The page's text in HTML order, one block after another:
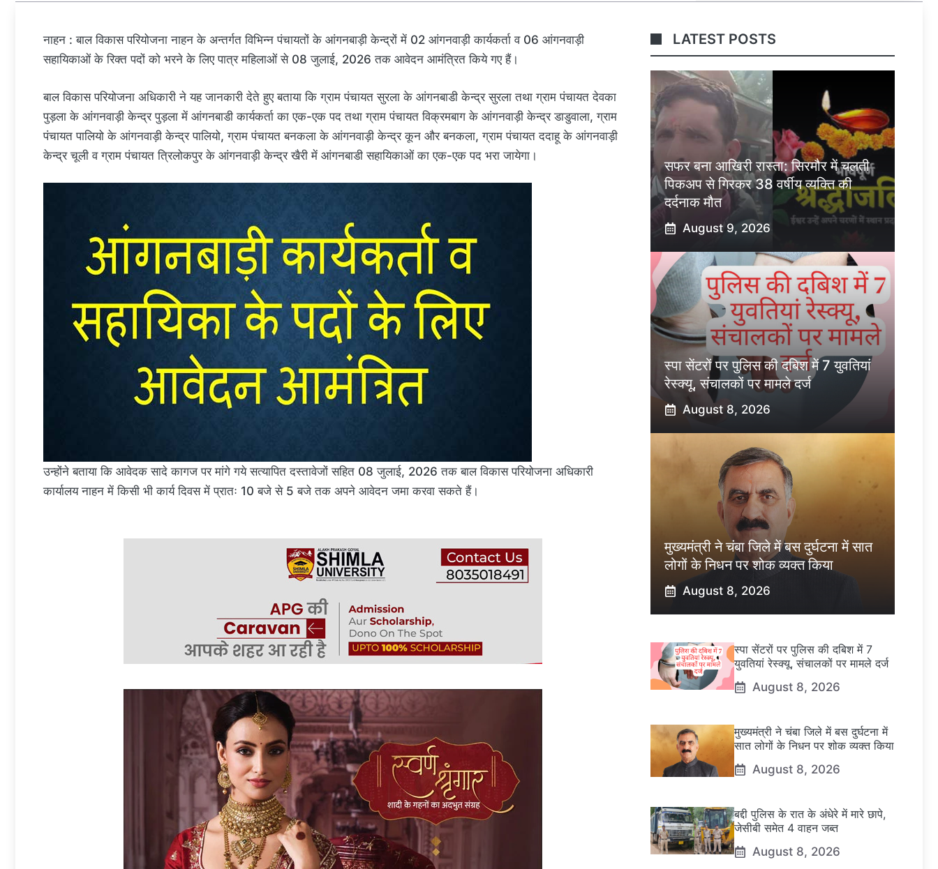
नाहन : बाल विकास परियोजना नाहन के अन्तर्गत विभिन्न पंचायतों के आंगनबाड़ी केन्द्रों में 02 आंगनवाड़ी कार्यकर्ता व 06 आंगनवाड़ी
सहायिकाओं के रिक्त पदों को भरने के लिए पात्र महिलाओं से 08 जुलाई, 2026 तक आवेदन आमंत्रित किये गए हैं।
बाल विकास परियोजना अधिकारी ने यह जानकारी देते हुए बताया कि ग्राम पंचायत सुरला के आंगनबाडी केन्द्र सुरला तथा ग्राम पंचायत देवका
पुड़ला के आंगनवाड़ी केन्द्र पुड़ला में आंगनबाडी कार्यकर्ता का एक-एक पद तथा ग्राम पंचायत विक्रमबाग के आंगनवाड़ी केन्द्र डाडुवाला, ग्राम
पंचायत पालियो के आंगनवाड़ी केन्द्र पालियो, ग्राम पंचायत बनकला के आंगनवाड़ी केन्द्र कून और बनकला, ग्राम पंचायत ददाहू के आंगनवाड़ी
केन्द्र चूली व ग्राम पंचायत त्रिलोकपुर के आंगनवाड़ी केन्द्र खैरी में आंगनबाडी सहायिकाओं का एक-एक पद भरा जायेगा।
उन्होंने बताया कि आवेदक सादे कागज पर मांगे गये सत्यापित दस्तावेजों सहित 08 जुलाई, 2026 तक बाल विकास परियोजना अधिकारी
कार्यालय नाहन में किसी भी कार्य दिवस में प्रातः 10 बजे से 5 बजे तक अपने आवेदन जमा करवा सकते हैं।
LATEST POSTS
सफर बना आखिरी रास्ता: सिरमौर में चलती
पिकअप से गिरकर 38 वर्षीय व्यक्ति की
दर्दनाक मौत
August 9, 2026
स्पा सेंटरों पर पुलिस की दबिश में 7 युवतियां
रेस्क्यू, संचालकों पर मामले दर्ज
August 8, 2026
मुख्यमंत्री ने चंबा जिले में बस दुर्घटना में सात
लोगों के निधन पर शोक व्यक्त किया
August 8, 2026
स्पा सेंटरों पर पुलिस की दबिश में 7
युवतियां रेस्क्यू, संचालकों पर मामले दर्ज
August 8, 2026
मुख्यमंत्री ने चंबा जिले में बस दुर्घटना में
सात लोगों के निधन पर शोक व्यक्त किया
August 8, 2026
बद्दी पुलिस के रात के अंधेरे में मारे छापे,
जेसीबी समेत 4 वाहन जब्त
August 8, 2026